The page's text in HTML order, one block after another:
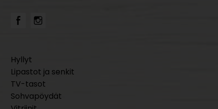
Hyllyt
Lipastot ja senkit
TV-tasot
Sohvapöydät